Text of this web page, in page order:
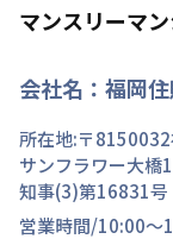
マンスリーマ
会社名： 福岡
所在地:〒8150032
サンフラワー大橋
知事(3)第16831号
営業時間/10:00～